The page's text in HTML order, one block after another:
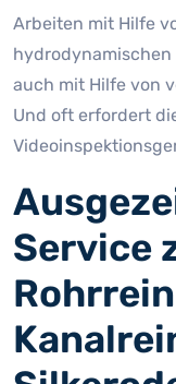
Arbeiten mit Hilfe
hydrodynamischen
auch mit Hilfe von
Und oft erfordert
Service